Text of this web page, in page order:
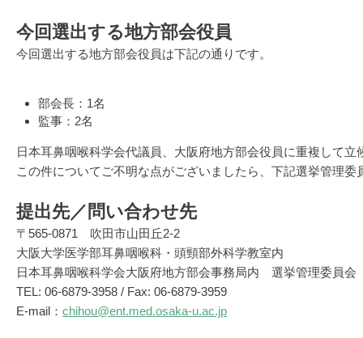
今回選出する地方部会役員
今回選出する地方部会役員は下記の通りです。
部会長：1名
監事：2名
日本耳鼻咽喉科学会代議員、大阪府地方部会役員に重複して立
この件についてご不明な点がございましたら、下記選挙管理
提出先／問い合わせ先
〒565-0871 吹田市山田丘2-2
大阪大学医学部耳鼻咽喉科・頭頸部外科学教室内
日本耳鼻咽喉科学会大阪府地方部会事務局内 選挙管理委員会
TEL: 06-6879-3958 / Fax: 06-6879-3959
E-mail： chihou@ent.med.osaka-u.ac.jp